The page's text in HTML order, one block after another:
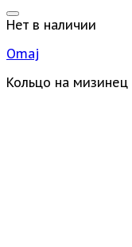
Нет в наличии
Omaj
Кольцо на